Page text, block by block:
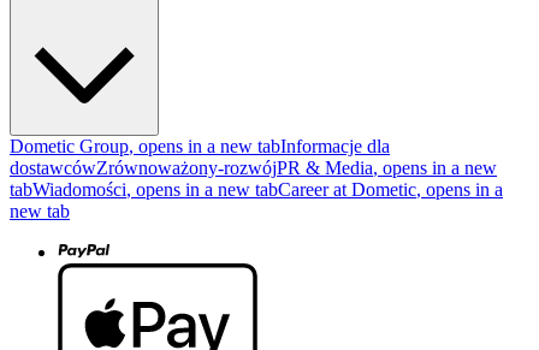
Dometic Group, opens in a new tabInformacje dla
dostawcówZrównoważony-rozwójPR & Media, opens in a new
tabWiadomości, opens in a new tabCareer at Dometic, opens in a
new tab